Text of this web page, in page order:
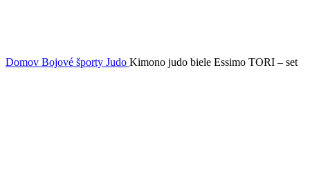
Domov Bojové športy Judo Kimono judo biele Essimo TORI – set